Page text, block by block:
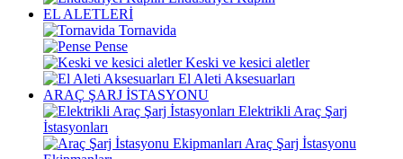
EL ALETLERİ
Tornavida
Pense
Keski ve kesici aletler
El Aleti Aksesuarları
ARAÇ ŞARJ İSTASYONU
Elektrikli Araç Şarj
İstasyonları
Araç Şarj İstasyonu